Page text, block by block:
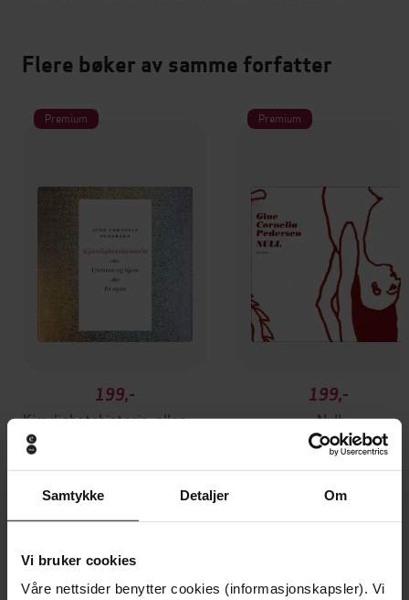
Samtykke Detaljer Om
Vi bruker cookies
Våre nettsider benytter cookies (informasjonskapsler). Vi
Flere bøker av samme forfatter
Premium
199,-
Kjærlighetshistorie, eller Utenom og hjem eller Et epos
Premium
199,-
Null
Gine Cornelia Pedersen
Andre har også kjøpt